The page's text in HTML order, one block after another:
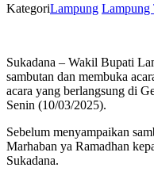
KategoriLampung Lampung
Sukadana – Wakil Bupati
sambutan dan membuka
acara yang berlangsung di
Senin (10/03/2025).
Sebelum menyampaikan
Marhaban ya Ramadhan
Sukadana.